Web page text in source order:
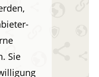
Sie